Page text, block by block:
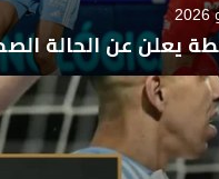
يعلن عن الحالة